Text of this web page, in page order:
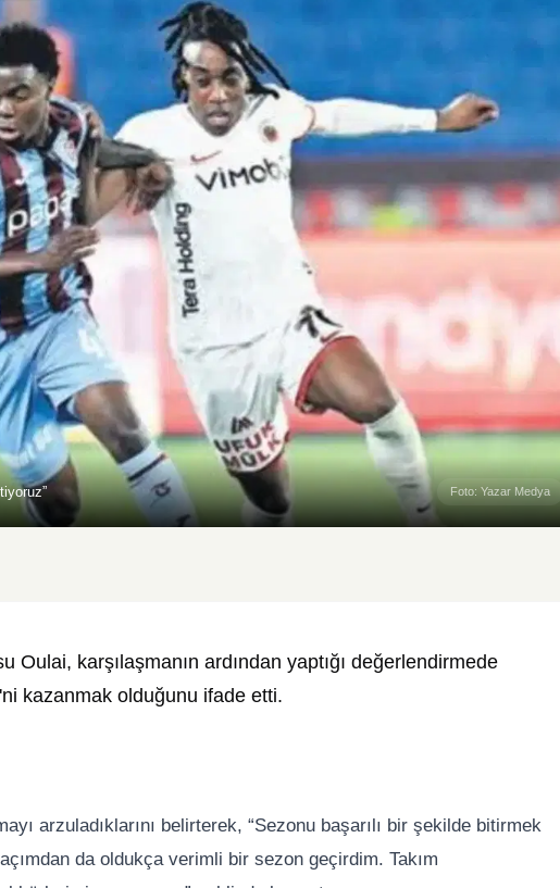
Foto: Yazar Medya
karşılaşmanın ardından yaptığı değerlendirmede
kazanmak olduğunu ifade etti.
arzuladıklarını belirterek, “Sezonu başarılı bir şekilde bitirmek
da oldukça verimli bir sezon geçirdim. Takım